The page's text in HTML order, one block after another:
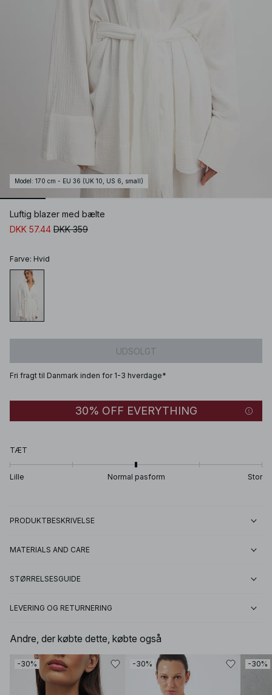
Model : 170 cm - EU 36 (UK 10, US 6, small)
Luftig blazer med bælte
DKK 57.44 DKK 359
Farve: Hvid
UDSOLGT
Fri fragt til Danmark inden for 1-3 hverdage*
30% OFF EVERYTHING
TÆT
Lille Normal pasform Stor
PRODUKTBESKRIVELSE
MATERIALS AND CARE
STØRRELSESGUIDE
LEVERING OG RETURNERING
Andre, der købte dette, købte også
-30% -30% -30%